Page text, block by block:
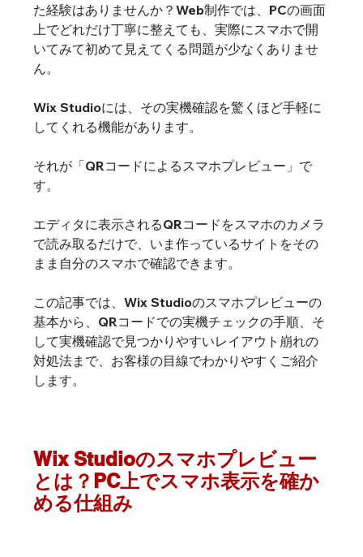
た経験はありませんか？Web制作では、PCの画面
上でどれだけ丁寧に整えても、実際にスマホで開
いてみて初めて見えてくる問題が少なくありませ
ん。
Wix Studioには、その実機確認を驚くほど手軽に
してくれる機能があります。
それが「QRコードによるスマホプレビュー」で
す。
エディタに表示されるQRコードをスマホのカメラ
で読み取るだけで、いま作っているサイトをその
まま自分のスマホで確認できます。
この記事では、Wix Studioのスマホプレビューの
基本から、QRコードでの実機チェックの手順、そ
して実機確認で見つかりやすいレイアウト崩れの
対処法まで、お客様の目線でわかりやすくご紹介
します。
Wix Studioのスマホプレビュー
とは？PC上でスマホ表示を確か
める仕組み